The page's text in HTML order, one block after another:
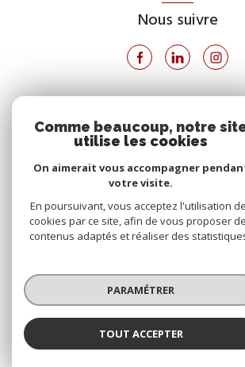
Marie
Nous suivre
VOTRE ESPACE
Espace propriétaire
© 2026 | Tous droits réservés
Nos honoraires
Nos partenaires
Admin
Politique RGPD
Réalisé par :
Comme beaucoup, notre
utilise les cookies
On aimerait vous accompagner
votre visite.
En poursuivant, vous acceptez l'utilisation
cookies par ce site, afin de vous proposer
contenus adaptés et réaliser des
PARAMÉTRER
TOUT ACCEPTER